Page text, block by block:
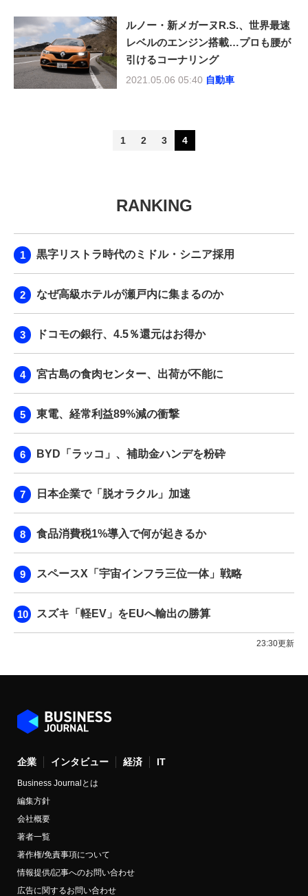
ルノー・新メガーヌR.S.、世界最速
レベルのエンジン搭載…プロも腰が
引けるコーナリング
2021.05.06 05:40 自動車
1 2 3 4
RANKING
黒字リストラ時代のミドル・シニア採用
なぜ高級ホテルが瀬戸内に集まるのか
ドコモの銀行、4.5％還元はお得か
宮古島の食肉センター、出荷が不能に
東電、経常利益89%減の衝撃
BYD「ラッコ」、補助金ハンデを粉砕
日本企業で「脱オラクル」加速
食品消費税1%導入で何が起きるか
スペースX「宇宙インフラ三位一体」戦略
スズキ「軽EV」をEUへ輸出の勝算
23:30更新
企業 インタビュー 経済 IT
Business Journalとは
編集方針
会社概要
著者一覧
著作権/免責事項について
情報提供/記事へのお問い合わせ
広告に関するお問い合わせ